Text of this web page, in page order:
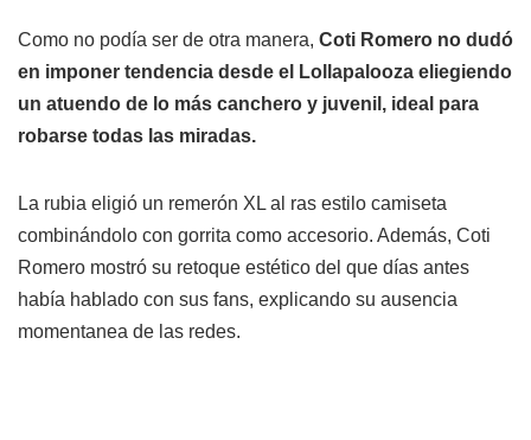
Como no podía ser de otra manera, Coti Romero no dudó
en imponer tendencia desde el Lollapalooza eliegiendo
un atuendo de lo más canchero y juvenil, ideal para
robarse todas las miradas.
La rubia eligió un remerón XL al ras estilo camiseta
combinándolo con gorrita como accesorio. Además, Coti
Romero mostró su retoque estético del que días antes
había hablado con sus fans, explicando su ausencia
momentanea de las redes.